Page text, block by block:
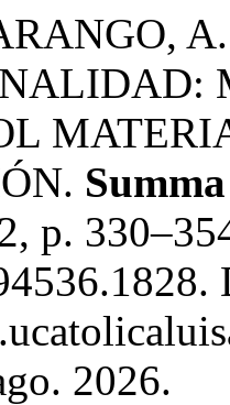
p.
2026.